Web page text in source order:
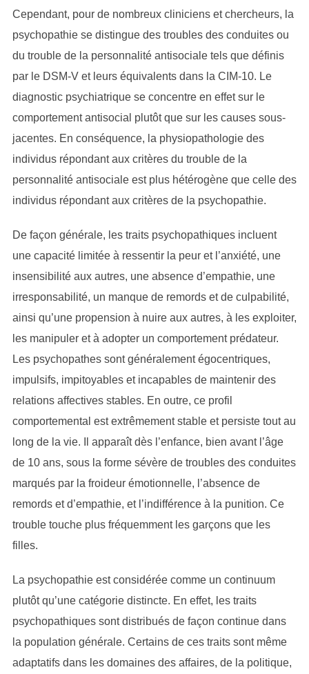
Cependant, pour de nombreux cliniciens et chercheurs, la
psychopathie se distingue des troubles des conduites ou
du trouble de la personnalité antisociale tels que définis
par le DSM-V et leurs équivalents dans la CIM-10. Le
diagnostic psychiatrique se concentre en effet sur le
comportement antisocial plutôt que sur les causes sous-
jacentes. En conséquence, la physiopathologie des
individus répondant aux critères du trouble de la
personnalité antisociale est plus hétérogène que celle des
individus répondant aux critères de la psychopathie.
De façon générale, les traits psychopathiques incluent
une capacité limitée à ressentir la peur et l’anxiété, une
insensibilité aux autres, une absence d’empathie, une
irresponsabilité, un manque de remords et de culpabilité,
ainsi qu’une propension à nuire aux autres, à les exploiter,
les manipuler et à adopter un comportement prédateur.
Les psychopathes sont généralement égocentriques,
impulsifs, impitoyables et incapables de maintenir des
relations affectives stables. En outre, ce profil
comportemental est extrêmement stable et persiste tout au
long de la vie. Il apparaît dès l’enfance, bien avant l’âge
de 10 ans, sous la forme sévère de troubles des conduites
marqués par la froideur émotionnelle, l’absence de
remords et d’empathie, et l’indifférence à la punition. Ce
trouble touche plus fréquemment les garçons que les
filles.
La psychopathie est considérée comme un continuum
plutôt qu’une catégorie distincte. En effet, les traits
psychopathiques sont distribués de façon continue dans
la population générale. Certains de ces traits sont même
adaptatifs dans les domaines des affaires, de la politique,